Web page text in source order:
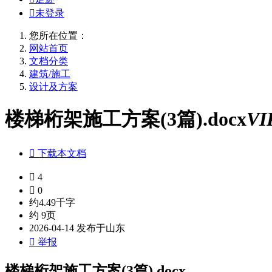
未登录
您所在位置：
网站首页
文档分类
建筑/施工
设计及方案
楼梯桁架施工方案(3篇).docx
 下载本文档
 4
 0
约4.49千字
约 9页
2026-04-14 发布于山东
 举报